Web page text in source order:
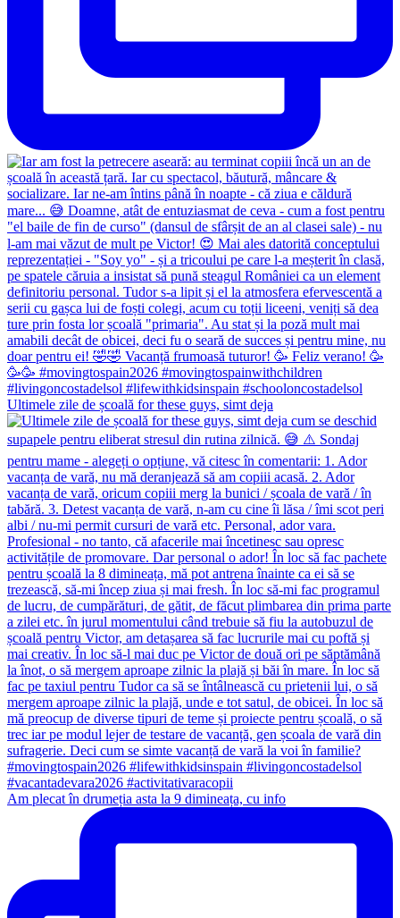
Ultimele zile de școală for these guys, simt deja
Am plecat în drumeția asta la 9 dimineața, cu info